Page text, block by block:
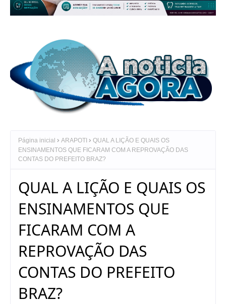
Página inicial ARAPOTI
QUAL A LIÇÃO E QUAIS OS
ENSINAMENTOS QUE FICARAM COM A REPROVAÇÃO DAS
CONTAS DO PREFEITO BRAZ?
QUAL A LIÇÃO E QUAIS OS
ENSINAMENTOS QUE
FICARAM COM A
REPROVAÇÃO DAS
CONTAS DO PREFEITO
BRAZ?